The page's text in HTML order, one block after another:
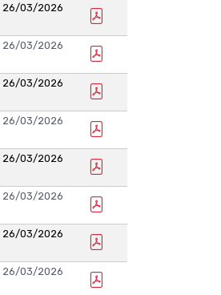
26/03/2026
26/03/2026
26/03/2026
26/03/2026
26/03/2026
26/03/2026
26/03/2026
26/03/2026